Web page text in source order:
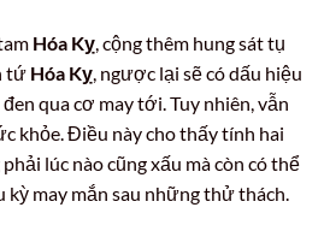
tam Hóa Kỵ , cộng thêm hung sát tụ
tứ Hóa Kỵ , ngược lại sẽ có dấu hiệu
đen qua cơ may tới. Tuy nhiên, vẫn
khỏe. Điều này cho thấy tính hai
phải lúc nào cũng xấu mà còn có thể
kỳ may mắn sau những thử thách.